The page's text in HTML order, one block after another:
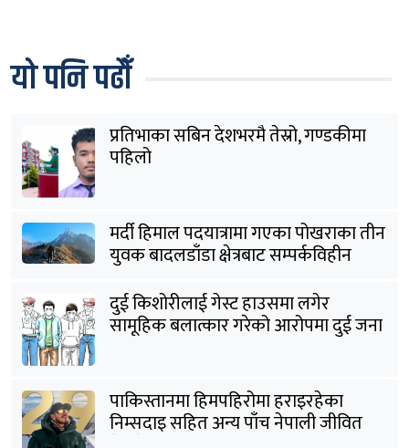
यो पनि पढौँ
प्रतिभाका सबिन देशभरमै तेस्रो, गण्डकीमा
पहिलो
मर्दी हिमाल पदयात्रामा गएका पोखराका तीन
युवक बादलडाँडा क्षेत्रबाट सम्पर्कविहीन
दुई किशोरीलाई गेस्ट हाउसमा लगेर
सामूहिक बलात्कार गरेको आरोपमा दुई जना
पाकिस्तानमा हिमपहिरोमा हराइरहेका
निम्सदाइ सहित अन्य पाँच नेपाली जीवित